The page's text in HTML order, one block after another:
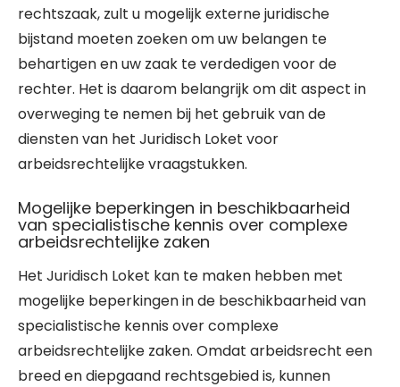
rechtszaak, zult u mogelijk externe juridische
bijstand moeten zoeken om uw belangen te
behartigen en uw zaak te verdedigen voor de
rechter. Het is daarom belangrijk om dit aspect in
overweging te nemen bij het gebruik van de
diensten van het Juridisch Loket voor
arbeidsrechtelijke vraagstukken.
Mogelijke beperkingen in beschikbaarheid
van specialistische kennis over complexe
arbeidsrechtelijke zaken
Het Juridisch Loket kan te maken hebben met
mogelijke beperkingen in de beschikbaarheid van
specialistische kennis over complexe
arbeidsrechtelijke zaken. Omdat arbeidsrecht een
breed en diepgaand rechtsgebied is, kunnen